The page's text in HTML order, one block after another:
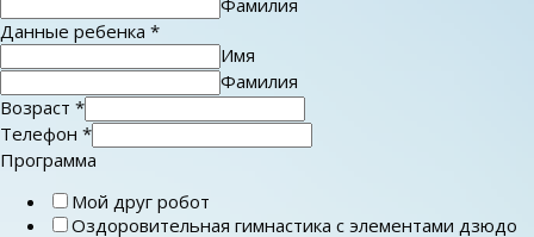
Данные ребенка *
Имя
Фамилия
Возраст *
Телефон *
Программа
Мой друг робот
Оздоровительная гимнастика с элементами дзюдо